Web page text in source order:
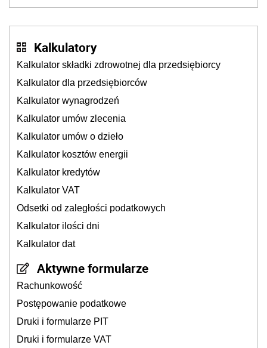
Kalkulatory
Kalkulator składki zdrowotnej dla przedsiębiorcy
Kalkulator dla przedsiębiorców
Kalkulator wynagrodzeń
Kalkulator umów zlecenia
Kalkulator umów o dzieło
Kalkulator kosztów energii
Kalkulator kredytów
Kalkulator VAT
Odsetki od zaległości podatkowych
Kalkulator ilości dni
Kalkulator dat
Aktywne formularze
Rachunkowość
Postępowanie podatkowe
Druki i formularze PIT
Druki i formularze VAT